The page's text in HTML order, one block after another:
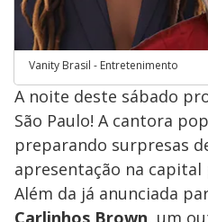
Vanity Brasil - Entretenimento
A noite deste sábado
São Paulo! A cantora pop
preparando surpresas
apresentação na capital
​Além da já anunciada
Carlinhos Brown, um